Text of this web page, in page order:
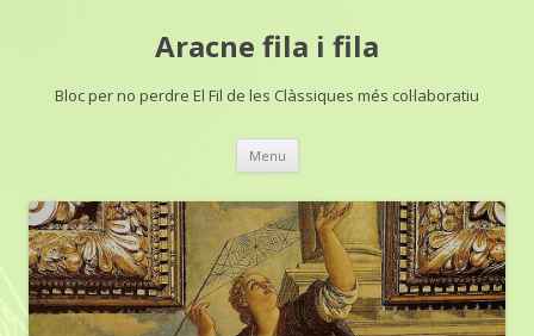
Aracne fila i fila
Bloc per no perdre El Fil de les Clàssiques més col·laboratiu
Menu Skip